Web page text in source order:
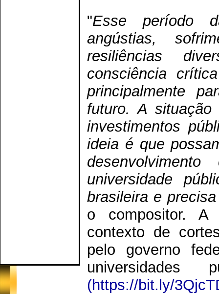
"Esse período
angústias,
resiliências
consciência
principalmente
futuro. A
investimentos
ideia é que
universidade
brasileira e
o compositor. A
contexto de
pelo governo
universidades
(https://bit.ly/